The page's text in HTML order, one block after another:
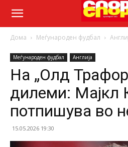
Дома Меѓународен фудбал
Меѓународен фудбал Англија
На „Олд
дилеми: Мајкл
потпишува во
15.05.2026 19:30